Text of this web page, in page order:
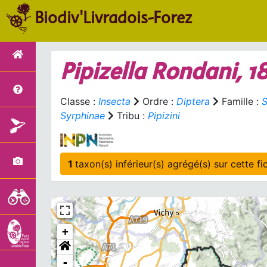
Biodiv'Livradois-Forez
PipizellaRondani,
Classe : Insecta Ordre : Diptera Famille :
Syrphinae
Tribu : Pipizini
1 taxon(s)
+
-